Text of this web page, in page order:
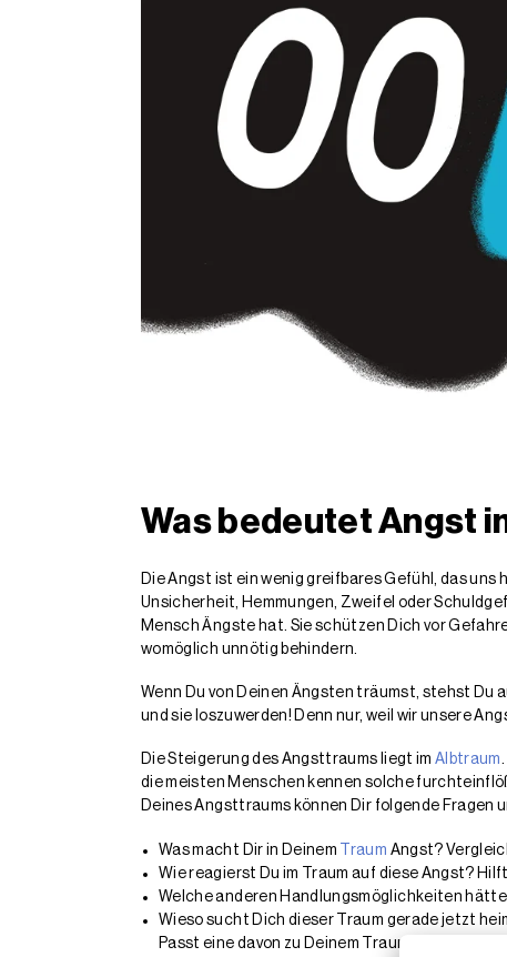
Was bedeutet Angst
Die Angst ist ein wenig greifbares Gefühl, das
Unsicherheit, Hemmungen, Zweifel oder
Mensch Ängste hat. Sie schützen Dich vor
womöglich unnötig behindern.
Wenn Du von Deinen Ängsten träumst, stehst Du
und sie loszuwerden! Denn nur, weil wir unsere
Die Steigerung des Angsttraums liegt im Albtraum
die meisten Menschen kennen solche
Deines Angsttraums können Dir folgende Fragen
Was macht Dir in Deinem Traum Angst?
Wie reagierst Du im Traum auf diese Angst?
Welche anderen Handlungsmöglichkeiten
Wieso sucht Dich dieser Traum gerade jetzt
Passt eine davon zu Deinem Traum?